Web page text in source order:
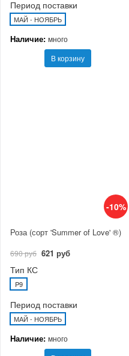
Период поставки
МАЙ - НОЯБРЬ
Наличие: много
В корзину
-10%
Роза (сорт 'Summer of Love' ®)
690 руб 621 руб
Тип КС
P9
Период поставки
МАЙ - НОЯБРЬ
Наличие: много